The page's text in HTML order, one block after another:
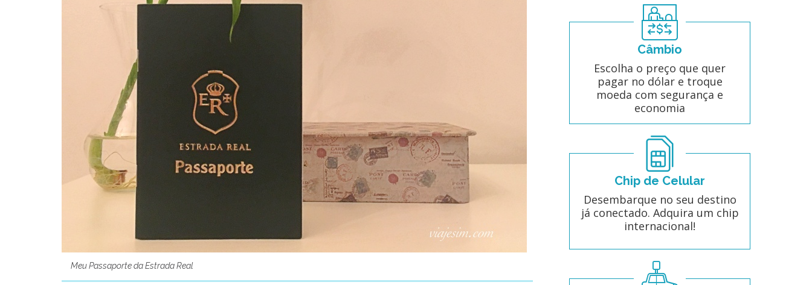
Meu Passaporte da Estrada Real
Câmbio
Escolha o preço que quer
pagar no dólar e troque
moeda com segurança e
economia
Chip de Celular
Desembarque no seu destino
já conectado. Adquira um chip
internacional!